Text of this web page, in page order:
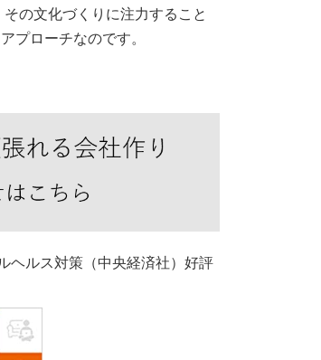
の文化づくりに注力すること
プローチなのです。
ヘルス対策（中央経済社）好評